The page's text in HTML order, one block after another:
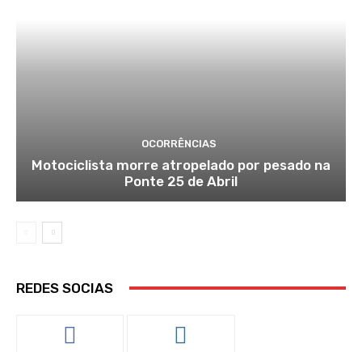
OCORRÊNCIAS
Motociclista morre atropelado por pesado na
Ponte 25 de Abril
REDES SOCIAS